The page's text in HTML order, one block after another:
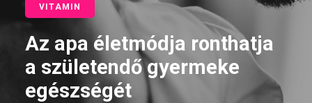
VITAMIN
Az apa életmódja ronthatja
a születendő gyermeke
egészségét